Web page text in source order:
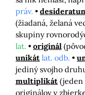
práv.
(žiadaná, želaná
skupiny
lat.
originál
unikát lat. odb.
jediný svojho
multiplikát (jeden
originálov v